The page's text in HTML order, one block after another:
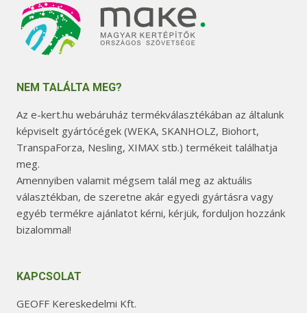
NEM TALÁLTA MEG?
Az e-kert.hu webáruház termékválasztékában az általunk
képviselt gyártócégek (WEKA, SKANHOLZ, Biohort,
TranspaForza, Nesling, XIMAX stb.) termékeit találhatja
meg.
Amennyiben valamit mégsem talál meg az aktuális
választékban, de szeretne akár egyedi gyártásra vagy
egyéb termékre ajánlatot kérni, kérjük, forduljon hozzánk
bizalommal!
KAPCSOLAT
GEOFF Kereskedelmi Kft.